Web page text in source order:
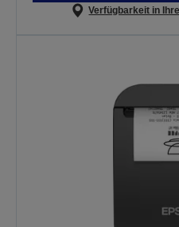
Verfügbarkeit in